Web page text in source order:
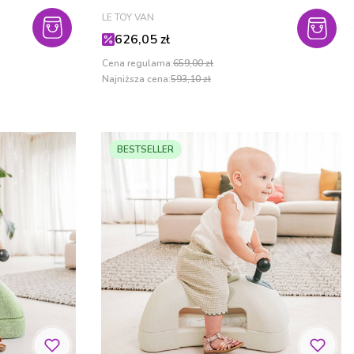
PRODUCENT
LE TOY VAN
Cena promocyjna
626,05 zł
Cena regularna:659,00 zł
Najniższa cena:593,10 zł
BESTSELLER